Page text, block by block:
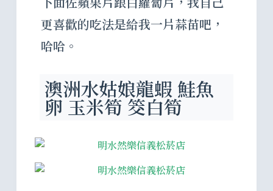
更喜歡的吃法是給我一片蒜苗吧，
哈哈。
澳洲水姑娘龍蝦 鮭魚
卵 玉米筍 筊白筍